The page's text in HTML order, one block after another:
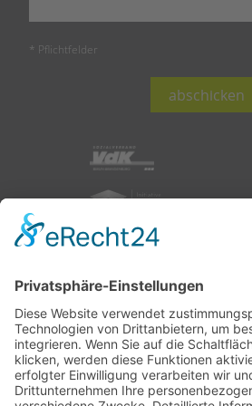
* Pflichtfelder
abschicken